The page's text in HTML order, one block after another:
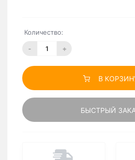
Количество:
- +
В
БЫСТРЫЙ